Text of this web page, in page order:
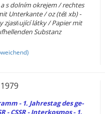
s dolním okre­jem / rech­tes
Un­ter­kan­te / oz (též xb) -
zjasňující látky / Pa­pier mit
Sub­stanz
- 1. Jah­res­tag des ge­
- CSSR - In­ter­kos­mos - 1.